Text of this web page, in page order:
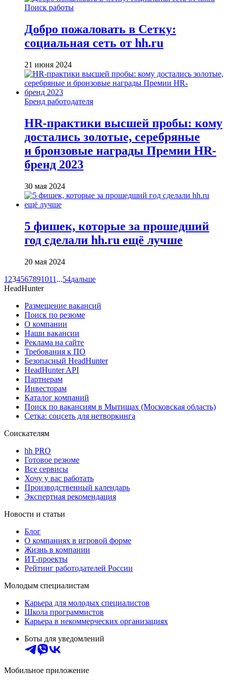
Поиск работы
Добро пожаловать в Сетку:
социальная сеть от hh.ru
21 июня 2024
Бренд работодателя
HR-практики высшей пробы: кому
достались золотые, серебряные
и бронзовые награды Премии HR-
бренд 2023
30 мая 2024
5 фишек, которые за прошедший
год сделали hh.ru ещё лучше
20 мая 2024
1 234567891011 ...54дальше
HeadHunter
Размещение вакансий
Поиск по резюме
О компании
Наши вакансии
Реклама на сайте
Требования к ПО
Безопасный HeadHunter
HeadHunter API
Партнерам
Инвесторам
Каталог компаний
Поиск по вакансиям в Мытищах (Московская область)
Сетка: соцсеть для нетворкинга
Соискателям
hh PRO
Готовое резюме
Все сервисы
Хочу у вас работать
Производственный календарь
Экспертная рекомендация
Новости и статьи
Блог
О компаниях в игровой форме
Жизнь в компании
ИТ-проекты
Рейтинг работодателей России
Молодым специалистам
Карьера для молодых специалистов
Школа программистов
Карьера в некоммерческих организациях
Боты для уведомлений
Мобильное приложение